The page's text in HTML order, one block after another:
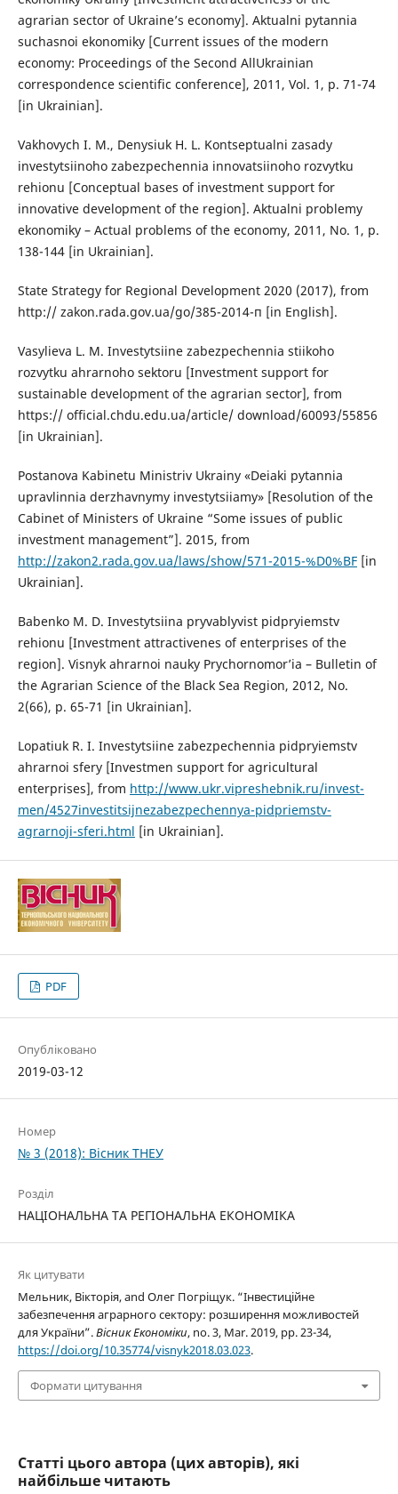
agrarian sector of Ukraine’s economy]. Aktualni pytannia
suchasnoi ekonomiky [Current issues of the modern
economy: Proceedings of the Second AllUkrainian
correspondence scientific conference], 2011, Vol. 1, p. 71-74
[in Ukrainian].
Vakhovych I. M., Denysiuk H. L. Kontseptualni zasady
investytsiinoho zabezpechennia innovatsiinoho rozvytku
rehionu [Conceptual bases of investment support for
innovative development of the region]. Aktualni problemy
ekonomiky – Actual problems of the economy, 2011, No. 1, p.
138-144 [in Ukrainian].
State Strategy for Regional Development 2020 (2017), from
http:// zakon.rada.gov.ua/go/385-2014-п [in English].
Vasylieva L. M. Investytsiine zabezpechennia stiikoho
rozvytku ahrarnoho sektoru [Investment support for
sustainable development of the agrarian sector], from
https:// official.chdu.edu.ua/article/ download/60093/55856
[in Ukrainian].
Postanova Kabinetu Ministriv Ukrainy «Deiaki pytannia
upravlinnia derzhavnymy investytsiiamy» [Resolution of the
Cabinet of Ministers of Ukraine “Some issues of public
investment management”]. 2015, from
http://zakon2.rada.gov.ua/laws/show/571-2015-%D0%BF[in
Ukrainian].
Babenko M. D. Investytsiina pryvablyvist pidpryiemstv
rehionu [Investment attractivenes of enterprises of the
region]. Visnyk ahrarnoi nauky Prychornomor’ia – Bulletin of
the Agrarian Science of the Black Sea Region, 2012, No.
2(66), p. 65-71 [in Ukrainian].
Lopatiuk R. I. Investytsiine zabezpechennia pidpryiemstv
ahrarnoi sfery [Investmen support for agricultural
enterprises], from http://www.ukr.vipreshebnik.ru/invest-
men/4527investitsijnezabezpechennya-pidpriemstv-
agrarnoji-sferi.html [in Ukrainian].
PDF
Опубліковано
2019-03-12
Номер
№ 3 (2018): Вісник ТНЕУ
Розділ
НАЦІОНАЛЬНА ТА РЕГІОНАЛЬНА ЕКОНОМІКА
Як цитувати
Мельник, Вікторія, and Олег Погріщук. “Інвестиційне
забезпечення аграрного сектору: розширення можливостей
для України”.Вісник Економіки, no. 3, Mar. 2019, pp. 23-34,
https://doi.org/10.35774/visnyk2018.03.023.
Формати цитування
Статті цього автора (цих авторів), які
найбільше читають